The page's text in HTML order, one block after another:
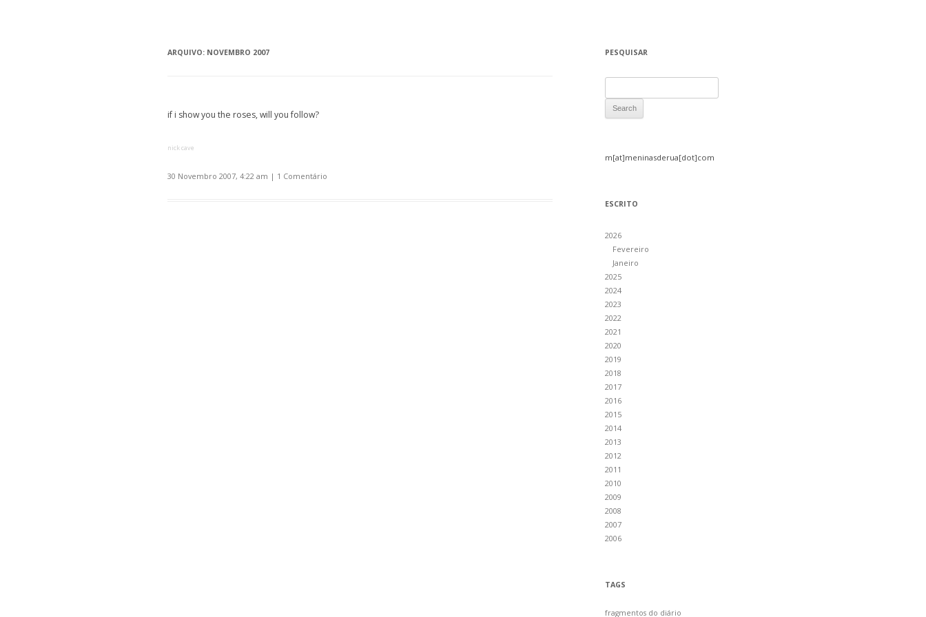
ARQUIVO: NOVEMBRO 2007
if i show you the roses, will you follow?
nick cave
30 Novembro 2007, 4:22 am | 1 Comentário
PESQUISAR
m[at]meninasderua[dot]com
ESCRITO
2026
Fevereiro
Janeiro
2025
2024
2023
2022
2021
2020
2019
2018
2017
2016
2015
2014
2013
2012
2011
2010
2009
2008
2007
2006
TAGS
fragmentos do diário